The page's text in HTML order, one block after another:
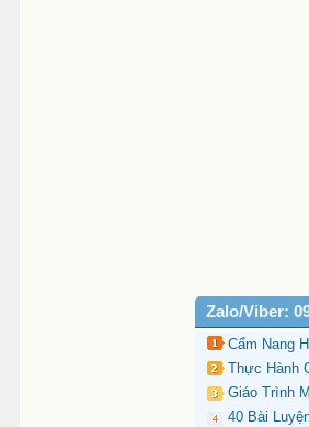
Zalo/Viber:
Cẩm Nang
Thực Hành
Giáo Trình
40 Bài